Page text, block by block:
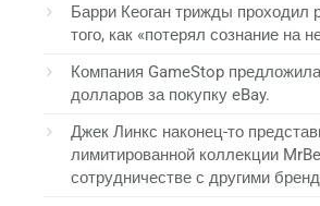
Барри Кеоган трижды проходил
того, как «потерял сознание на
Компания GameStop
долларов за покупку eBay.
Джек Линкс наконец-то
лимитированной коллекции
сотрудничестве с другими